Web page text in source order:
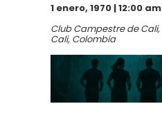
1 enero, 1970 | 12:00 am
Club Campestre de Cali,
Cali, Colombia